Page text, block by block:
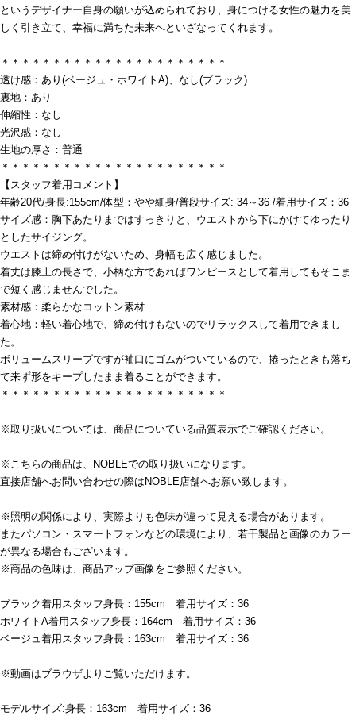
というデザイナー自身の願いが込められており、身につける女性の魅力を美
しく引き立て、幸福に満ちた未来へといざなってくれます。
＊＊＊＊＊＊＊＊＊＊＊＊＊＊＊＊＊＊＊＊＊＊
透け感：あり(ベージュ・ホワイトA)、なし(ブラック)
裏地：あり
伸縮性：なし
光沢感：なし
生地の厚さ：普通
＊＊＊＊＊＊＊＊＊＊＊＊＊＊＊＊＊＊＊＊＊＊
【スタッフ着用コメント】
年齢20代/身長:155cm/体型：やや細身/普段サイズ: 34～36 /着用サイズ：36
サイズ感：胸下あたりまではすっきりと、ウエストから下にかけてゆったり
としたサイジング。
ウエストは締め付けがないため、身幅も広く感じました。
着丈は膝上の長さで、小柄な方であればワンピースとして着用してもそこま
で短く感じませんでした。
素材感：柔らかなコットン素材
着心地：軽い着心地で、締め付けもないのでリラックスして着用できまし
た。
ボリュームスリーブですが袖口にゴムがついているので、捲ったときも落ち
て来ず形をキープしたまま着ることができます。
＊＊＊＊＊＊＊＊＊＊＊＊＊＊＊＊＊＊＊＊＊＊
※取り扱いについては、商品についている品質表示でご確認ください。
※こちらの商品は、NOBLEでの取り扱いになります。
直接店舗へお問い合わせの際はNOBLE店舗へお願い致します。
※照明の関係により、実際よりも色味が違って見える場合があります。
またパソコン・スマートフォンなどの環境により、若干製品と画像のカラー
が異なる場合もございます。
※商品の色味は、商品アップ画像をご参照ください。
ブラック着用スタッフ身長：155cm 着用サイズ：36
ホワイトA着用スタッフ身長：164cm 着用サイズ：36
ベージュ着用スタッフ身長：163cm 着用サイズ：36
※動画はブラウザよりご覧いただけます。
モデルサイズ:身長：163cm 着用サイズ：36